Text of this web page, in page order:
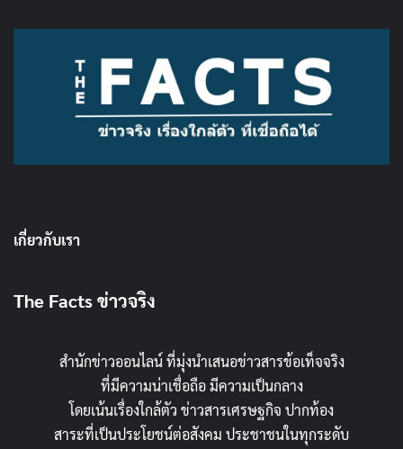
เกี่ยวกับเรา
The Facts ข่าวจริง
สำนักข่าวออนไลน์ ที่มุ่งนำเสนอข่าวสารข้อเท็จจริง
ที่มีความน่าเชื่อถือ มีความเป็นกลาง
โดยเน้นเรื่องใกล้ตัว ข่าวสารเศรษฐกิจ ปากท้อง
สาระที่เป็นประโยชน์ต่อสังคม ประชาชนในทุกระดับ